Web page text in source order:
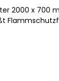
2000 x 700